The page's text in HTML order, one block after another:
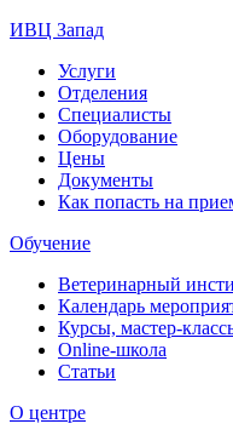
ИВЦ Запад
Услуги
Отделения
Специалисты
Оборудование
Цены
Документы
Как попасть на
Обучение
Ветеринарный
Календарь
Курсы, мастер-
Online-школа
Статьи
О центре